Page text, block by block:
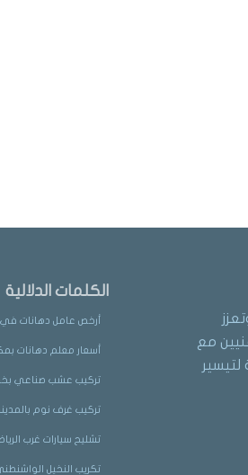
مع
الكلمات الدلالية
أرخص عامل دهانات
أسعار معلم دهانات
تركيب عشب صناعي
تركيب غرف نوم
تشليح سيارات غرب
تكريب النخيل